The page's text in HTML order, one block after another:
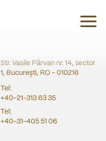
Str. Vasile Pârvan nr. 14, sector
1, București, RO - 010216
Tel:
+40-21-313 63 35
Tel:
+40-31-405 51 06